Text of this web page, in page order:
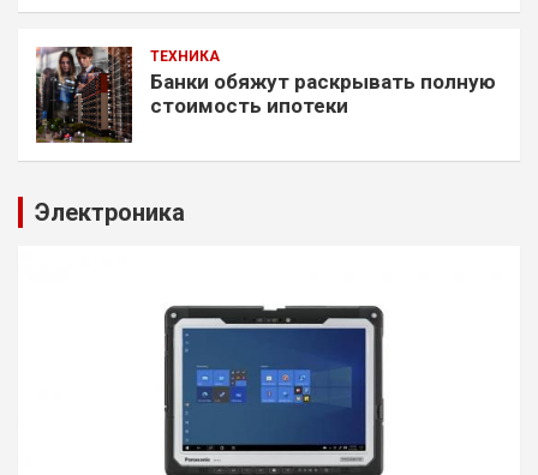
ТЕХНИКА
Банки обяжут раскрывать полную
стоимость ипотеки
Электроника